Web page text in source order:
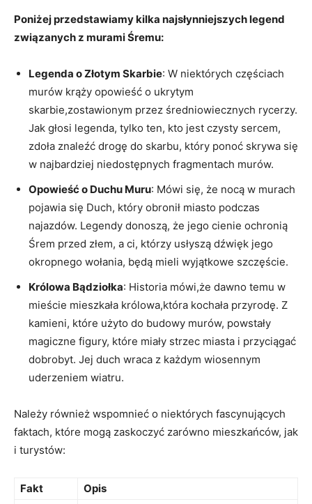
Poniżej przedstawiamy kilka najsłynniejszych legend
związanych⁣ z murami Śremu:
Legenda o⁢ Złotym Skarbie: W niektórych częściach
murów krąży opowieść o ukrytym
skarbie,zostawionym ‌przez⁢ średniowiecznych rycerzy.
Jak głosi legenda, tylko ten, kto jest czysty sercem,
zdoła⁢ znaleźć drogę do skarbu, który ​ponoć ‌skrywa się
w ​najbardziej⁢ niedostępnych fragmentach ⁢murów.
Opowieść o Duchu Muru:‍ Mówi się, ⁢że‌ nocą w murach
pojawia się Duch,⁣ który obronił​ miasto​ podczas
najazdów. Legendy donoszą,⁣ że jego cienie ochronią
Śrem przed złem, a ci,⁤ którzy usłyszą ⁢dźwięk ​jego
okropnego wołania, będą ⁣mieli wyjątkowe szczęście.
Królowa‍ Bądziołka: ⁢Historia⁢ mówi,że dawno temu w
mieście mieszkała królowa,która kochała⁤ przyrodę. Z
⁤kamieni, które użyto do budowy murów, powstały
magiczne figury, które ​miały strzec miasta i przyciągać
dobrobyt. Jej duch ‌wraca z każdym wiosennym
uderzeniem wiatru.
Należy również wspomnieć o​ niektórych fascynujących
⁣faktach, które mogą zaskoczyć zarówno mieszkańców, ​jak
i ⁢turystów:
Fakt
Opis